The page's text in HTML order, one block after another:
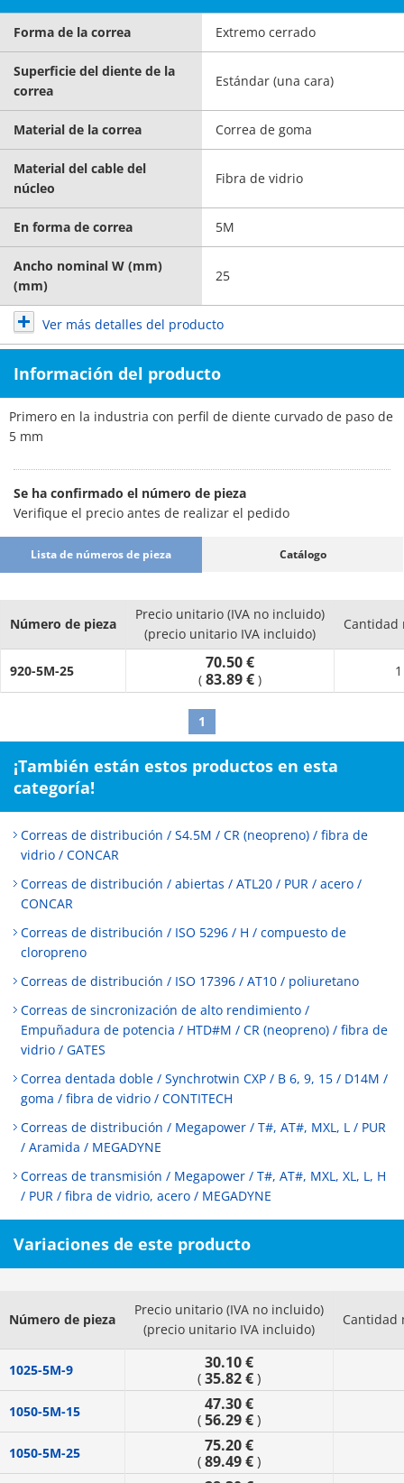
Forma de la correa Extremo cerrado
Superficie del diente de la
correa
Estándar (una cara)
Material de la correa Correa de goma
Material del cable del
núcleo
Fibra de vidrio
En forma de correa 5M
Ancho nominal W (mm)
(mm)
25
Ver más detalles del producto
Información del producto
Primero en la industria con perfil de diente curvado de paso de
5 mm
Se ha confirmado el número de pieza
Verifique el precio antes de realizar el pedido
Lista de números de pieza Catálogo
Número de pieza
Precio unitario (IVA no incluido)
(precio unitario IVA incluido)
Cantidad
920-5M-25 70.50 €
( 83.89 € )
1
¡También están estos productos en esta
categoría!
Correas de distribución / S4.5M / CR (neopreno) / fibra de
vidrio / CONCAR
Correas de distribución / abiertas / ATL20 / PUR / acero /
CONCAR
Correas de distribución / ISO 5296 / H / compuesto de
cloropreno
Correas de distribución / ISO 17396 / AT10 / poliuretano
Correas de sincronización de alto rendimiento /
Empuñadura de potencia / HTD#M / CR (neopreno) / fibra de
vidrio / GATES
Correa dentada doble / Synchrotwin CXP / B 6, 9, 15 / D14M /
goma / fibra de vidrio / CONTITECH
Correas de distribución / Megapower / T#, AT#, MXL, L / PUR
/ Aramida / MEGADYNE
Correas de transmisión / Megapower / T#, AT#, MXL, XL, L, H
/ PUR / fibra de vidrio, acero / MEGADYNE
Variaciones de este producto
Número de pieza
Precio unitario (IVA no incluido)
(precio unitario IVA incluido)
Cantidad
1025-5M-9 30.10 €
( 35.82 € )
1050-5M-15 47.30 €
( 56.29 € )
1050-5M-25 75.20 €
( 89.49 € )